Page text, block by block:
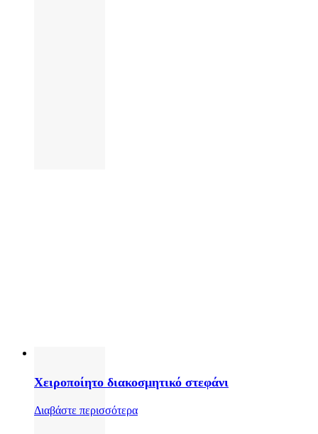
Χειροποίητο διακοσμητικό στεφάνι
Διαβάστε περισσότερα